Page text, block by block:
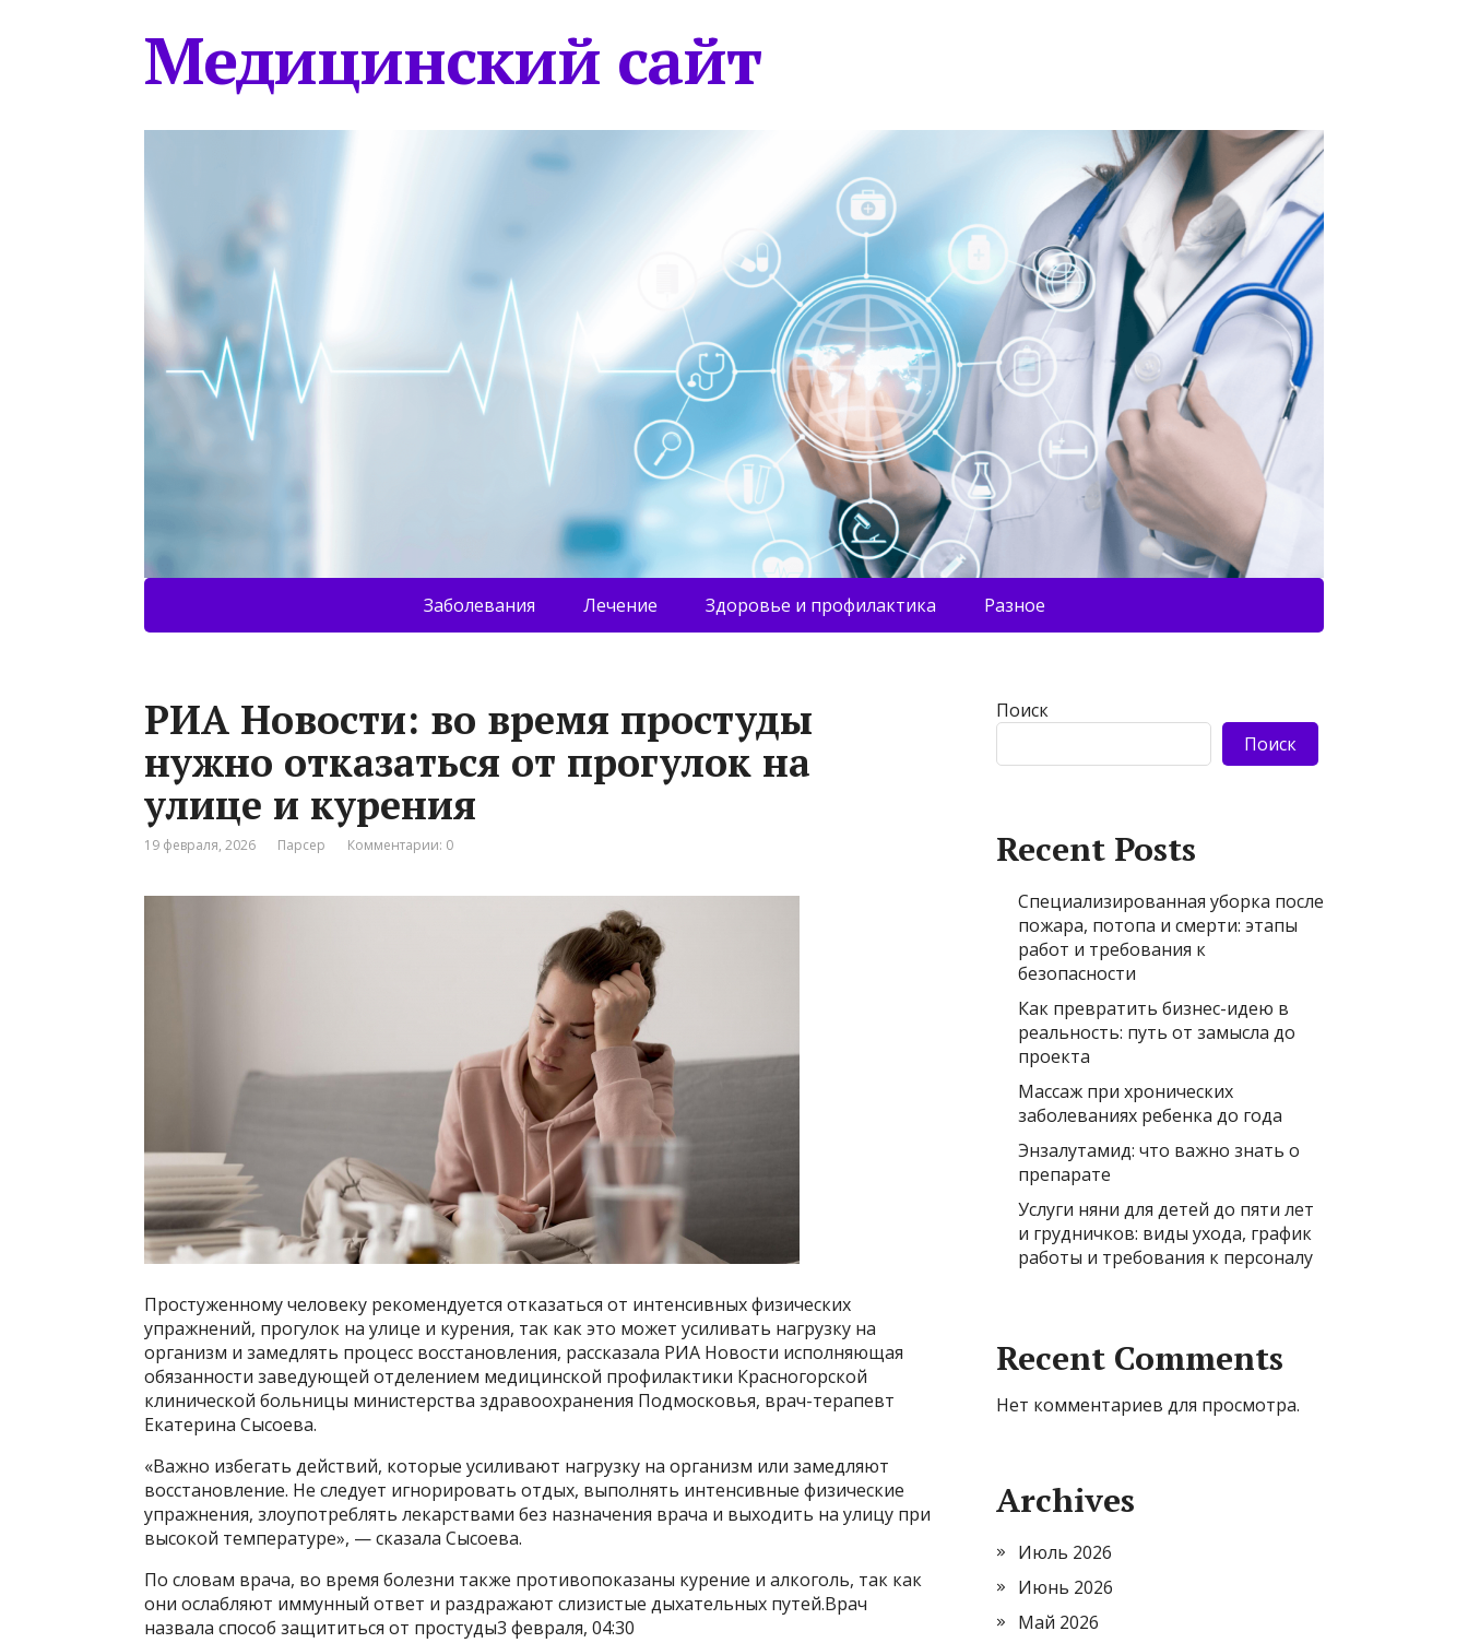
Медицинский сайт
Заболевания Лечение Здоровье и профилактика Разное
РИА Новости: во время простуды
нужно отказаться от прогулок на
улице и курения
19 февраля, 2026 Парсер Комментарии: 0
Простуженному человеку рекомендуется отказаться от интенсивных физических
упражнений, прогулок на улице и курения, так как это может усиливать нагрузку на
организм и замедлять процесс восстановления, рассказала РИА Новости исполняющая
обязанности заведующей отделением медицинской профилактики Красногорской
клинической больницы министерства здравоохранения Подмосковья, врач-терапевт
Екатерина Сысоева.
«Важно избегать действий, которые усиливают нагрузку на организм или замедляют
восстановление. Не следует игнорировать отдых, выполнять интенсивные физические
упражнения, злоупотреблять лекарствами без назначения врача и выходить на улицу при
высокой температуре», — сказала Сысоева.
По словам врача, во время болезни также противопоказаны курение и алкоголь, так как
они ослабляют иммунный ответ и раздражают слизистые дыхательных путей.Врач
назвала способ защититься от простуды3 февраля, 04:30
Поиск
Поиск
Recent Posts
Специализированная уборка после
пожара, потопа и смерти: этапы
работ и требования к
безопасности
Как превратить бизнес-идею в
реальность: путь от замысла до
проекта
Массаж при хронических
заболеваниях ребенка до года
Энзалутамид: что важно знать о
препарате
Услуги няни для детей до пяти лет
и грудничков: виды ухода, график
работы и требования к персоналу
Recent Comments
Нет комментариев для просмотра.
Archives
Июль 2026
Июнь 2026
Май 2026